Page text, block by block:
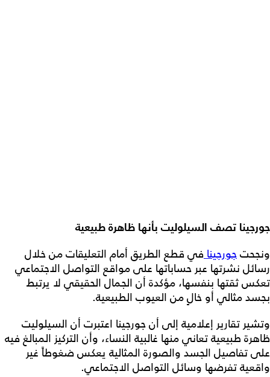
جورجينا تصف السيلوليت بأنها ظاهرة طبيعية
ونجحتجورجينافي قطع الطريق أمام التعليقات من خلال
رسائل نشرتها عبر حساباتها على مواقع التواصل الاجتماعي
تعكس ثقتها بنفسها، مؤكدة أن الجمال الحقيقي لا يرتبط
بجسد مثالي أو خالٍ من العيوب الطبيعية.
وتشير تقارير إعلامية إلى أن جورجينا اعتبرت أن السيلوليت
ظاهرة طبيعية تعاني منها غالبية النساء، وأن التركيز المبالغ فيه
على تفاصيل الجسد والصورة المثالية يعكس ضغوطاً غير
واقعية تفرضها وسائل التواصل الاجتماعي.